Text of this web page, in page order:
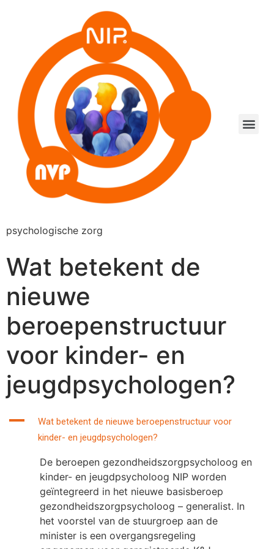
psychologische zorg
Wat betekent de
nieuwe
beroepenstructuur
voor kinder- en
jeugdpsychologen?
A
Wat betekent de nieuwe beroepenstructuur voor
kinder- en jeugdpsychologen?
De beroepen gezondheidszorgpsycholoog en
kinder- en jeugdpsycholoog NIP worden
geïntegreerd in het nieuwe basisberoep
gezondheidszorgpsycholoog – generalist. In
het voorstel van de stuurgroep aan de
minister is een overgangsregeling